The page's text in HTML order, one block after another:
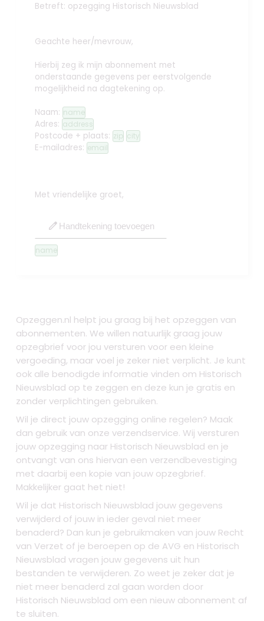
Betreft: opzegging Historisch Nieuwsblad
Geachte heer/mevrouw,
Hierbij zeg ik mijn abonnement met
onderstaande gegevens per eerstvolgende
mogelijkheid na dagtekening op.
Naam: name
Adres: address
Postcode + plaats: zip city
E-mailadres: email
Met vriendelijke groet,
edit Handtekening toevoegen
name
Opzeggen.nl helpt jou graag bij het opzeggen van
abonnementen. We willen natuurlijk graag jouw
opzegbrief voor jou versturen voor een kleine
vergoeding, maar voel je zeker niet verplicht. Je kunt
ook alle benodigde informatie vinden om Historisch
Nieuwsblad op te zeggen en deze kun je gratis en
zonder verplichtingen gebruiken.
Wil je direct jouw opzegging online regelen? Maak
dan gebruik van onze verzendservice. Wij versturen
jouw opzegging naar Historisch Nieuwsblad en je
ontvangt van ons hiervan een verzendbevestiging
met daarbij een kopie van jouw opzegbrief.
Makkelijker gaat het niet!
Wil je dat Historisch Nieuwsblad jouw gegevens
verwijderd of jouw in ieder geval niet meer
benaderd? Dan kun je gebruikmaken van jouw Recht
van Verzet of je beroepen op de AVG en Historisch
Nieuwsblad vragen jouw gegevens uit hun
bestanden te verwijderen. Zo weet je zeker dat je
niet meer benaderd zal gaan worden door
Historisch Nieuwsblad om een nieuw abonnement af
te sluiten.